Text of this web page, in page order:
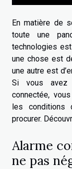
En matière de
toute une
technologies
une chose est
une autre est
Si vous avez
connectée,
les conditions
procurer.
Alarme
ne pas